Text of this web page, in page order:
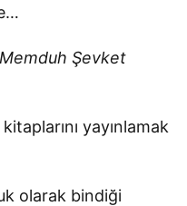
Şevket
yayınlamak
olarak bindiği